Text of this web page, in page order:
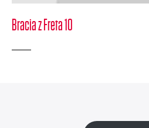
Bracia z Freta 10